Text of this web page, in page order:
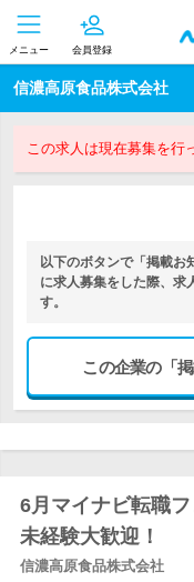
メニュー 会員登録
信濃高原食品株式会社
この求人は現在募集を行
以下のボタンで「掲載お
に求人募集をした際、求
す。
この企業の「
6月マイナビ転職
未経験大歓迎！
信濃高原食品株式会社